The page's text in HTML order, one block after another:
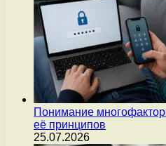
Понимание
её принципов
25.07.2026